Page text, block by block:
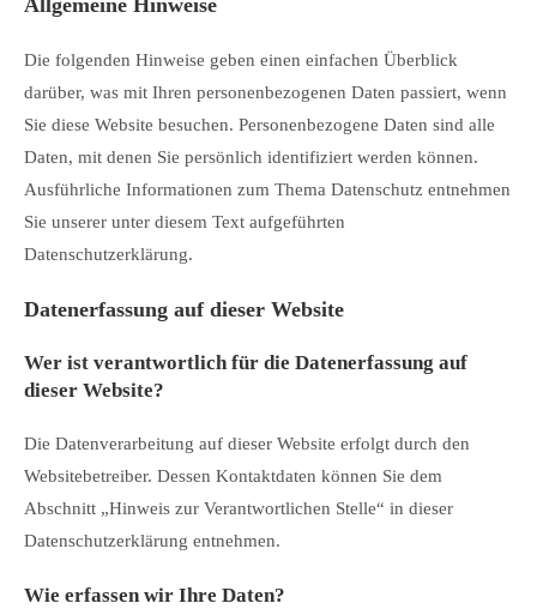
Allgemeine Hinweise
Die folgenden Hinweise geben einen einfachen Überblick
darüber, was mit Ihren personenbezogenen Daten passiert, wenn
Sie diese Website besuchen. Personenbezogene Daten sind alle
Daten, mit denen Sie persönlich identifiziert werden können.
Ausführliche Informationen zum Thema Datenschutz entnehmen
Sie unserer unter diesem Text aufgeführten
Datenschutzerklärung.
Datenerfassung auf dieser Website
Wer ist verantwortlich für die Datenerfassung auf
dieser Website?
Die Datenverarbeitung auf dieser Website erfolgt durch den
Websitebetreiber. Dessen Kontaktdaten können Sie dem
Abschnitt „Hinweis zur Verantwortlichen Stelle“ in dieser
Datenschutzerklärung entnehmen.
Wie erfassen wir Ihre Daten?